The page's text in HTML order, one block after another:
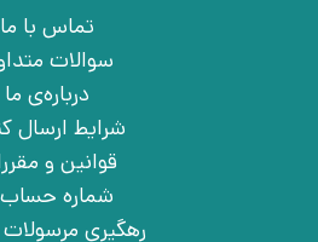
تماس با ما
سوالات
درباره‌ی ما
شرایط ارسال
قوانین و
شماره
رهگیری